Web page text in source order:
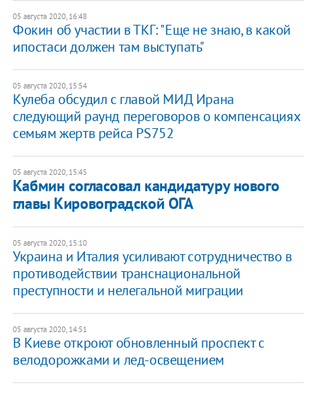
05 августа 2020, 16:48
Фокин об участии в ТКГ: "Еще не знаю, в какой
ипостаси должен там выступать"
05 августа 2020, 15:54
Кулеба обсудил с главой МИД Ирана
следующий раунд переговоров о компенсациях
семьям жертв рейса PS752
05 августа 2020, 15:45
Кабмин согласовал кандидатуру нового
главы Кировоградской ОГА
05 августа 2020, 15:10
Украина и Италия усиливают сотрудничество в
противодействии транснациональной
преступности и нелегальной миграции
05 августа 2020, 14:51
В Киеве откроют обновленный проспект с
велодорожками и лед-освещением